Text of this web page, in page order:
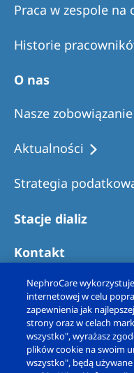
Asia Pacific
Asia Pacific
Philippines
United States of
Global Website
Praca w zespole na
Historie
O nas
Nasze zobowiązanie
Aktualności
Strategia
Stacje dializ
Kontakt
NephroCare
internetowej w celu
zapewnienia jak
strony oraz w celach
wszystko", wyrażasz
plików cookie na swoim
wszystko", będą